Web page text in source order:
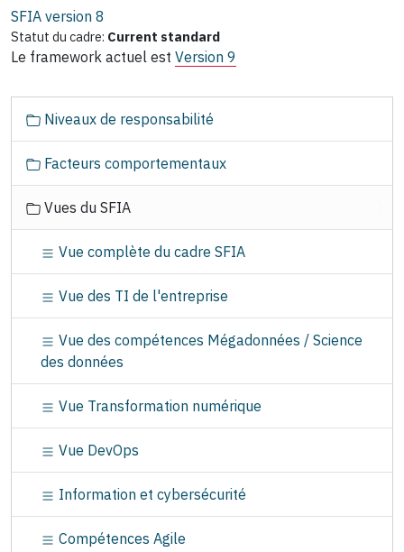
SFIA version 8
Statut du cadre: Current standard
Le framework actuel est Version 9
o
Niveaux de responsabilité
Facteurs comportementaux
Vues du SFIA
Vue complète du cadre SFIA
Vue des TI de l'entreprise
Vue des compétences Mégadonnées / Science
des données
Vue Transformation numérique
Vue DevOps
Information et cybersécurité
Compétences Agile